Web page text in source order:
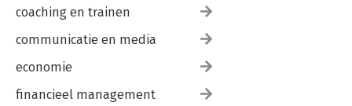
coaching en trainen
communicatie en media
economie
financieel management